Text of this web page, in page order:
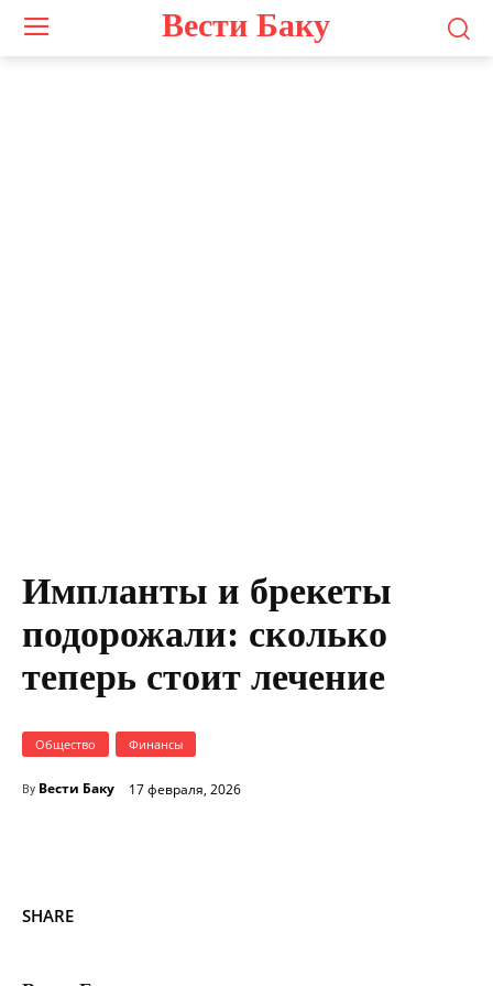
Вести Баку
Импланты и брекеты
подорожали: сколько
теперь стоит лечение
Общество Финансы
By Вести Баку 17 февраля, 2026
SHARE